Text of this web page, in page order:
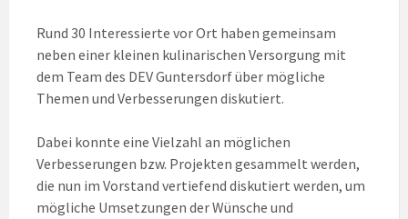
Rund 30 Interessierte vor Ort haben gemeinsam
neben einer kleinen kulinarischen Versorgung mit
dem Team des DEV Guntersdorf über mögliche
Themen und Verbesserungen diskutiert.
Dabei konnte eine Vielzahl an möglichen
Verbesserungen bzw. Projekten gesammelt werden,
die nun im Vorstand vertiefend diskutiert werden, um
mögliche Umsetzungen der Wünsche und